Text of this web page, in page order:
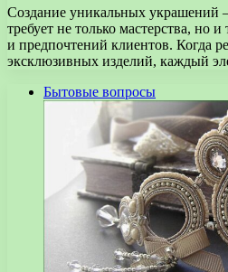
Создание уникальных украшений
требует не только мастерства, но
и предпочтений клиентов. Когда
эксклюзивных изделий, каждый
Бытовые вопросы